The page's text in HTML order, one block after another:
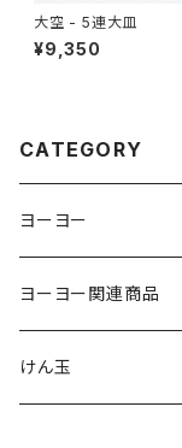
大空 - 5連大皿
¥9,350
CATEGORY
ヨーヨー
ジャパンテクノロジー
サムシング
ヨーヨー関連商品
ストリング
けん玉